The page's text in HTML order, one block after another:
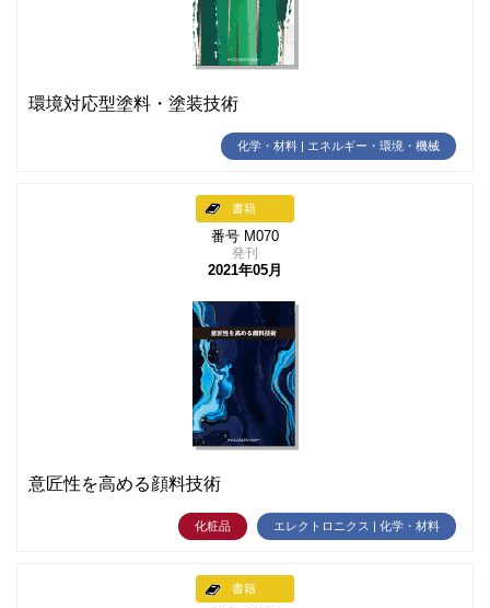
環境対応型塗料・塗装技術
化学・材料 | エネルギー・環境・機械
書籍
番号 M070
発刊
2021年05月
意匠性を高める顔料技術
化粧品 エレクトロニクス | 化学・材料
書籍